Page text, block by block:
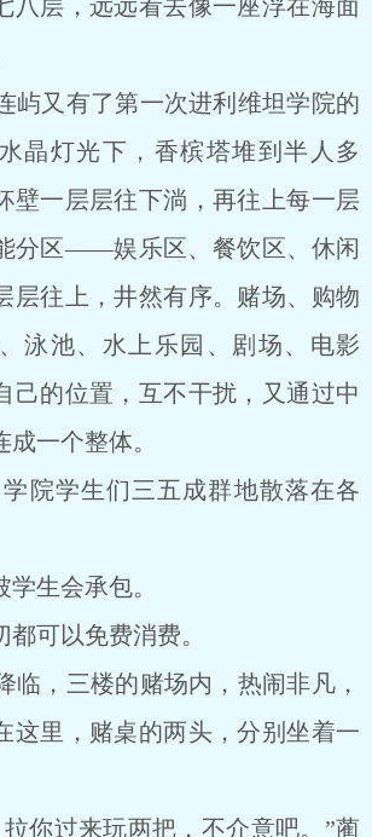
八层，远远看去像一座浮在海面
又有了第一次进利维坦学院的
晶灯光下，香槟塔堆到半人多
壁一层层往下淌，再往上每一层
分区――娱乐区、餐饮区、休闲
层往上，井然有序。赌场、购物
泳池、水上乐园、剧场、电影
己的位置，互不干扰，又通过中
一个整体。
学生们三五成群地散落在各
生会承包。
可以免费消费。
，三楼的赌场内，热闹非凡，
这里，赌桌的两头，分别坐着一
过来玩两把，不介意吧。”蔺